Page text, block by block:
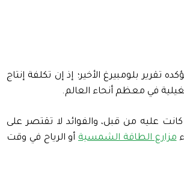
بلومبيرغ الأخير؛ إذ إن تكلفة إنتاج
في معظم أنحاء العالم.
عليه من قبل، والفوائد لا تقتصر على
مزارع الطاقة الشمسية أو الرياح في وقت